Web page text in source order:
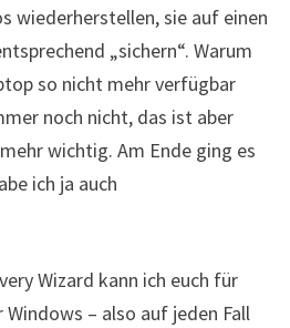
wiederherstellen, sie auf einen
„sichern“. Warum
so nicht mehr verfügbar
noch nicht, das ist aber
wichtig. Am Ende ging es
ich ja auch
Wizard kann ich euch für
– also auf jeden Fall